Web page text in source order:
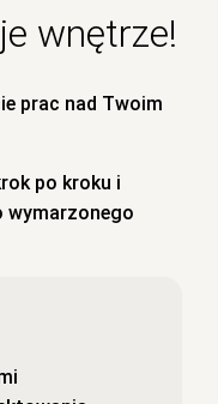
wnętrze!
prac nad Twoim
po kroku i
wymarzonego